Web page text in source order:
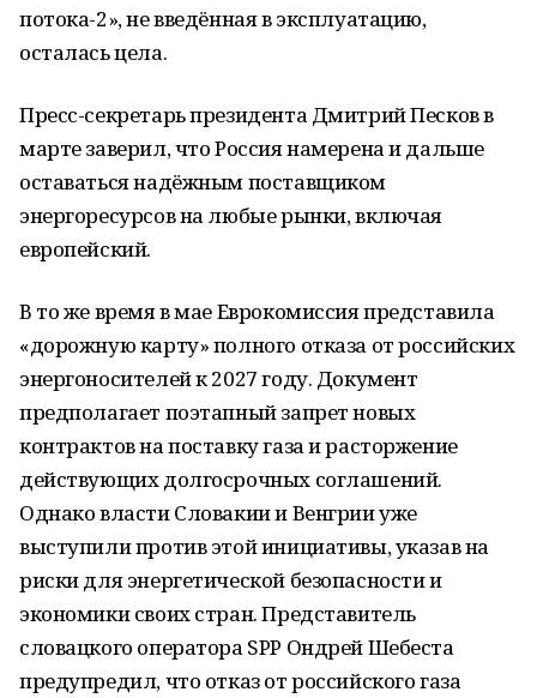
потока-2», не введённая в эксплуатацию,
осталась цела.
Пресс-секретарь президента Дмитрий Песков в
марте заверил, что Россия намерена и дальше
оставаться надёжным поставщиком
энергоресурсов на любые рынки, включая
европейский.
В то же время в мае Еврокомиссия представила
«дорожную карту» полного отказа от российских
энергоносителей к 2027 году. Документ
предполагает поэтапный запрет новых
контрактов на поставку газа и расторжение
действующих долгосрочных соглашений.
Однако власти Словакии и Венгрии уже
выступили против этой инициативы, указав на
риски для энергетической безопасности и
экономики своих стран. Представитель
словацкого оператора SPP Ондрей Шебеста
предупредил, что отказ от российского газа